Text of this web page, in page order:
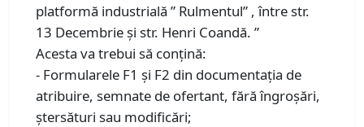
platformă industrială ” Rulmentul” , între str.
13 Decembrie și str. Henri Coandă. ”
Acesta va trebui să conțină:
- Formularele F1 și F2 din documentația de
atribuire, semnate de ofertant, fără îngroșări,
ștersături sau modificări;